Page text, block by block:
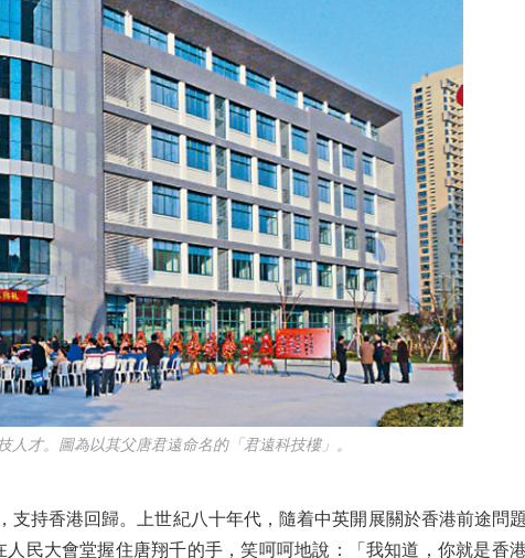
才。圖為以其父唐君遠命名的「君遠科技樓」。
持香港回歸。上世紀八十年代，隨着中英開展關於香港前途問
民大會堂握住唐翔千的手，笑呵呵地說：「我知道，你就是香